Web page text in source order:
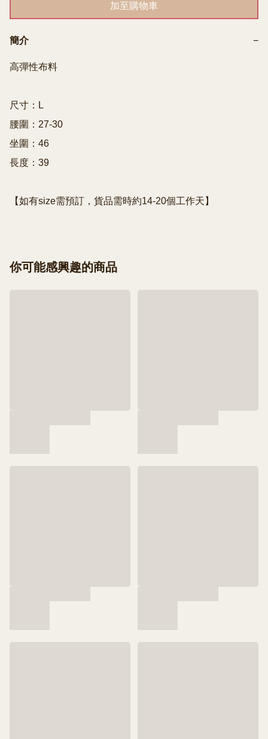
加至購物車
簡介 −
高彈性布料
尺寸：L
腰圍：27-30
坐圍：46
長度：39
【如有size需預訂，貨品需時約14-20個工作天】
你可能感興趣的商品